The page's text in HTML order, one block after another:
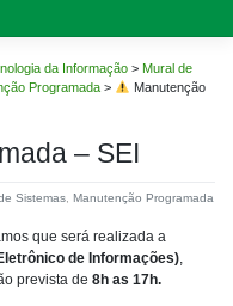
da Informação > Mural de
Programada >
Manutenção
– SEI
Sistemas Manutenção Programada
que será realizada a
de Informações),
prevista de 8h as 17h.